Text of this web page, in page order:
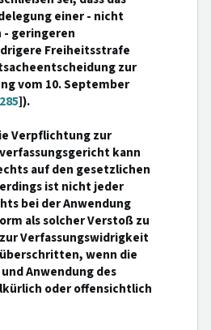
einer - nicht
geringeren
Freiheitsstrafe
zur
vom 10. September
]).
Verpflichtung zur
kann
auf den gesetzlichen
ist nicht jeder
bei der Anwendung
als solcher Verstoß zu
Verfassungswidrigkeit
wenn die
Anwendung des
oder offensichtlich